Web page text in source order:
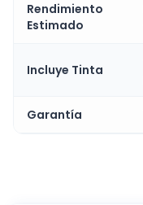
Rendimiento
Estimado
Incluye Tinta
Garantía